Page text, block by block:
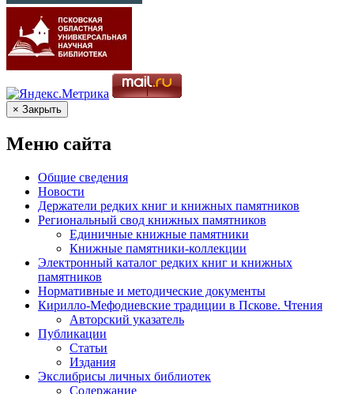
× Закрыть
Меню сайта
Общие сведения
Новости
Держатели редких книг и книжных памятников
Региональный свод книжных памятников
Единичные книжные памятники
Книжные памятники-коллекции
Электронный каталог редких книг и книжных
памятников
Нормативные и методические документы
Кирилло-Мефодиевские традиции в Пскове. Чтения
Авторский указатель
Публикации
Статьи
Издания
Экслибрисы личных библиотек
Содержание